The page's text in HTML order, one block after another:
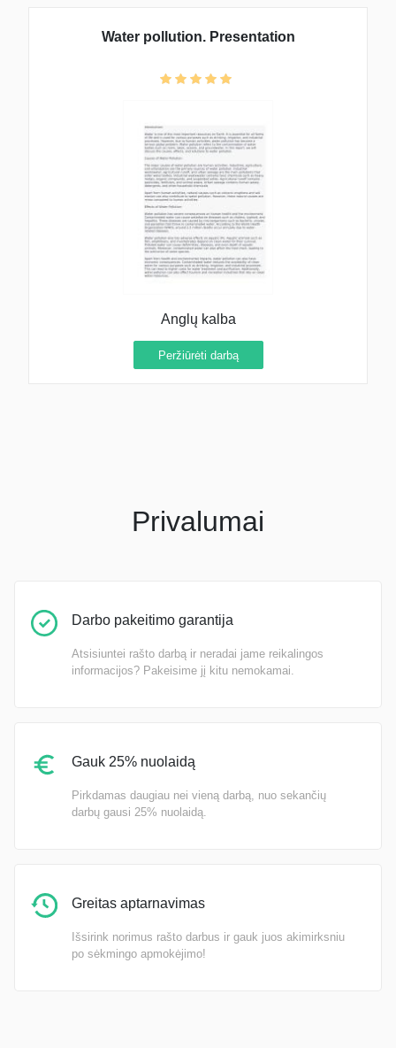
Water pollution. Presentation
Anglų kalba
Peržiūrėti darbą
Privalumai
Darbo pakeitimo garantija
Atsisiuntei rašto darbą ir neradai jame reikalingos
informacijos? Pakeisime jį kitu nemokamai.
Gauk 25% nuolaidą
Pirkdamas daugiau nei vieną darbą, nuo sekančių
darbų gausi 25% nuolaidą.
Greitas aptarnavimas
Išsirink norimus rašto darbus ir gauk juos akimirksniu
po sėkmingo apmokėjimo!